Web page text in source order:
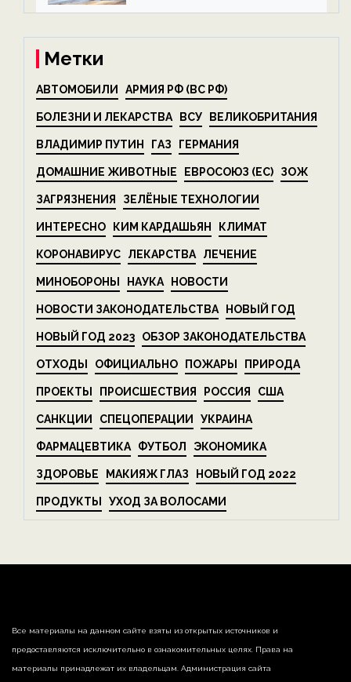
на ECOportal
Метки
АВТОМОБИЛИ АРМИЯ РФ (ВС РФ)
БОЛЕЗНИ И ЛЕКАРСТВА ВСУ ВЕЛИКОБРИТАНИЯ
ВЛАДИМИР ПУТИН ГАЗ ГЕРМАНИЯ
ДОМАШНИЕ ЖИВОТНЫЕ ЕВРОСОЮЗ (ЕС) ЗОЖ
ЗАГРЯЗНЕНИЯ ЗЕЛЁНЫЕ ТЕХНОЛОГИИ
ИНТЕРЕСНО КИМ КАРДАШЬЯН КЛИМАТ
КОРОНАВИРУС ЛЕКАРСТВА ЛЕЧЕНИЕ
МИНОБОРОНЫ НАУКА НОВОСТИ
НОВОСТИ ЗАКОНОДАТЕЛЬСТВА НОВЫЙ ГОД
НОВЫЙ ГОД 2023 ОБЗОР ЗАКОНОДАТЕЛЬСТВА
ОТХОДЫ ОФИЦИАЛЬНО ПОЖАРЫ ПРИРОДА
ПРОЕКТЫ ПРОИСШЕСТВИЯ РОССИЯ США
САНКЦИИ СПЕЦОПЕРАЦИИ УКРАИНА
ФАРМАЦЕВТИКА ФУТБОЛ ЭКОНОМИКА
ЗДОРОВЬЕ МАКИЯЖ ГЛАЗ НОВЫЙ ГОД 2022
ПРОДУКТЫ УХОД ЗА ВОЛОСАМИ
Все материалы на данном сайте взяты из открытых источников и
предоставляются исключительно в ознакомительных целях. Права на
материалы принадлежат их владельцам. Администрация сайта